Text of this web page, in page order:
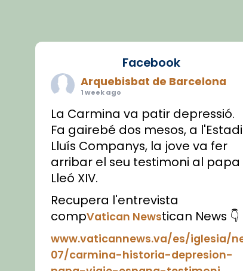
Facebook
Arquebisbat de Barcelona
1 week ago
La Carmina va patir depressió.
Fa gairebé dos mesos, a l'Estadi
Lluís Companys, la jove va fer
arribar el seu testimoni al papa
Lleó XIV.
Recupera l'entrevista
compVatican Newstican News 👇
www.vaticannews.va/es/iglesia/
07/carmina-historia-depresion-